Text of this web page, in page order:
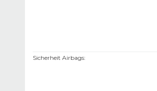
Sicherheit Airbags: